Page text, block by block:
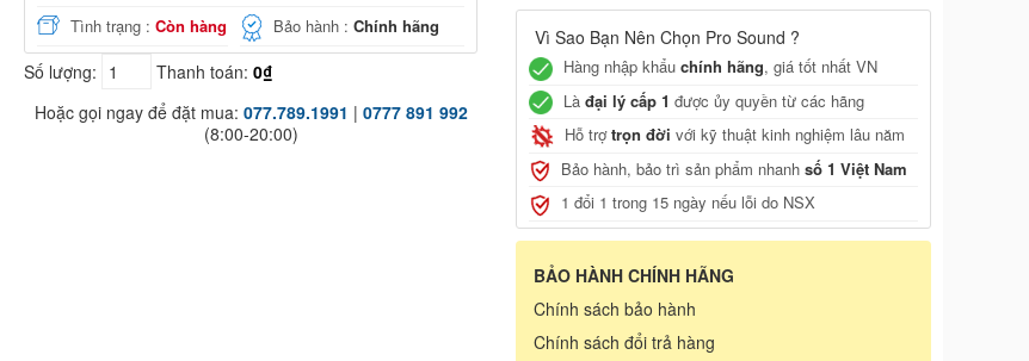
Tình trạng : Còn hàng Bảo hành :Chính hãng
Số lượng: Thanh toán: 0₫
Hoặc gọi ngay để đặt mua: 077.789.1991 | 0777 891 992
(8:00-20:00)
Vì Sao Bạn Nên Chọn Pro Sound ?
Hàng nhập khẩu chính hãng, giá tốt nhất VN
Là đại lý cấp 1 được ủy quyền từ các hãng
Hỗ trợtrọn đời với kỹ thuật kinh nghiệm lâu năm
Bảo hành, bảo trì sản phẩm nhanh số 1 Việt Nam
1 đổi 1 trong 15 ngày nếu lỗi do NSX
BẢO HÀNH CHÍNH HÃNG
Chính sách bảo hành
Chính sách đổi trả hàng